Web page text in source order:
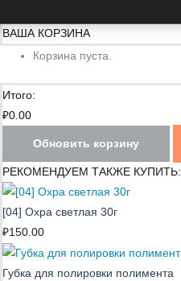
ВАША КОРЗИНА
Корзина пуста.
Итого:
₽0.00
Обновить корзину
РЕКОМЕНДУЕМ ТАКЖЕ КУПИТЬ:
[04] Охра светлая 30г
₽150.00
Губка для полировки полимента